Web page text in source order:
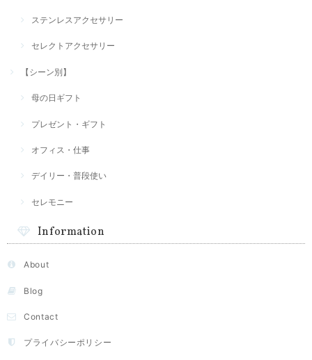
ステンレスアクセサリー
セレクトアクセサリー
【シーン別】
母の日ギフト
プレゼント・ギフト
オフィス・仕事
デイリー・普段使い
セレモニー
Information
About
Blog
Contact
プライバシーポリシー